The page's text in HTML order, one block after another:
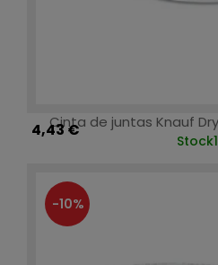
Cinta de juntas Knauf
4,43 €
Stock
-10%